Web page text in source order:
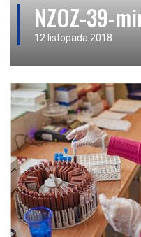
NZOZ-39-
12 listopada 2018